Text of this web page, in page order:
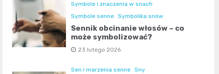
Symbole i znaczenia w snach
Symbole senne Symbolika snów
Sennik obcinanie włosów – co
może symbolizować?
23 lutego 2026
Sen i marzenia senne Sny